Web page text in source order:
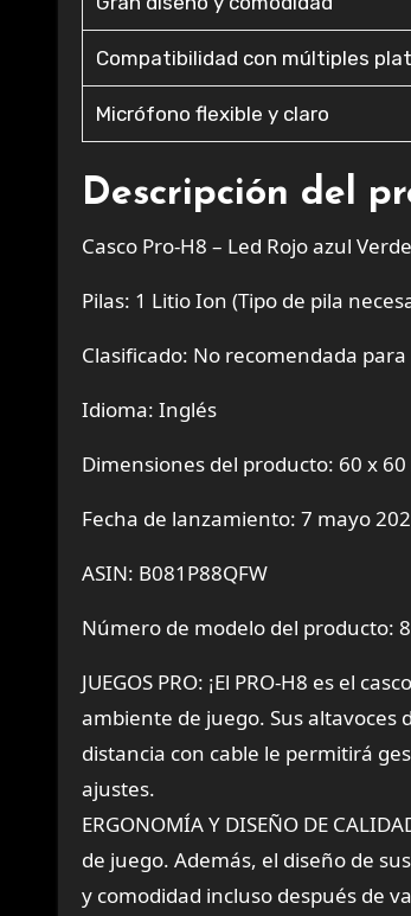
Compatibilidad con múltiples
Micrófono flexible y claro
Descripción del
Casco Pro-H8 – Led Rojo azul
Pilas: 1 Litio Ion (Tipo de pila
Clasificado: No recomendada
Idioma: Inglés
Dimensiones del producto: 60 x 60
Fecha de lanzamiento: 7 mayo
ASIN: B081P88QFW
Número de modelo del producto:
JUEGOS PRO: ¡El PRO-H8 es el
ambiente de juego. Sus
distancia con cable le permitirá
ajustes.
ERGONOMÍA Y DISEÑO DE
de juego. Además, el diseño de
y comodidad incluso después de